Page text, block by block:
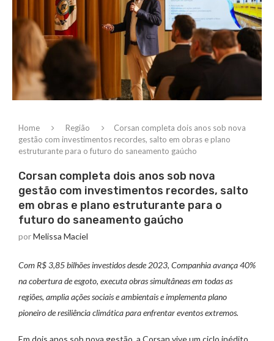
Home Região
Corsan completa dois anos sob nova
gestão com investimentos recordes, salto em obras e plano
estruturante para o futuro do saneamento gaúcho
Corsan completa dois anos sob nova
gestão com investimentos recordes, salto
em obras e plano estruturante para o
futuro do saneamento gaúcho
porMelissa Maciel
Com R$ 3,85 bilhões investidos desde 2023, Companhia avança 40%
na cobertura de esgoto, executa obras simultâneas em todas as
regiões, amplia ações sociais e ambientais e implementa plano
pioneiro de resiliência climática para enfrentar eventos extremos.
Em dois anos sob nova gestão, a Corsan vive um ciclo inédito